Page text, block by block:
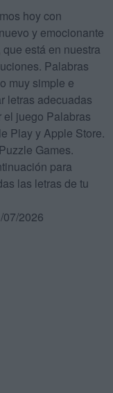
hoy con
y emocionante
está en nuestra
Palabras
muy simple e
letras adecuadas
el juego Palabras
Play y Apple Store.
Games.
para
las letras de tu
2026